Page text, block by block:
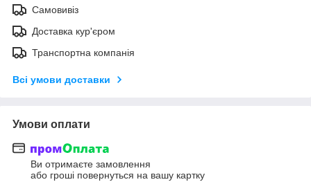
Самовивіз
Доставка кур'єром
Транспортна компанія
Всі умови доставки
Умови оплати
Ви отримаєте замовлення
або гроші повернуться на вашу картку